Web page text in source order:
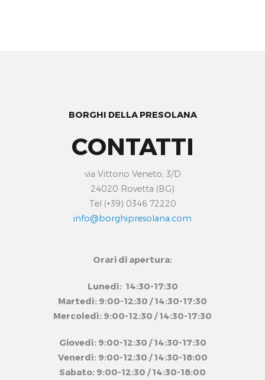
BORGHI DELLA PRESOLANA
CONTATTI
via Vittorio Veneto, 3/D
24020 Rovetta (BG)
Tel (+39) 0346 72220
info@borghipresolana.com
Orari di apertura:
Lunedì: 14:30-17:30
Martedì: 9:00-12:30 / 14:30-17:30
Mercoledì: 9:00-12:30 / 14:30-17:30
Giovedì: 9:00-12:30 / 14:30-17:30
Venerdì: 9:00-12:30 / 14:30-18:00
Sabato: 9:00-12:30 / 14:30-18:00